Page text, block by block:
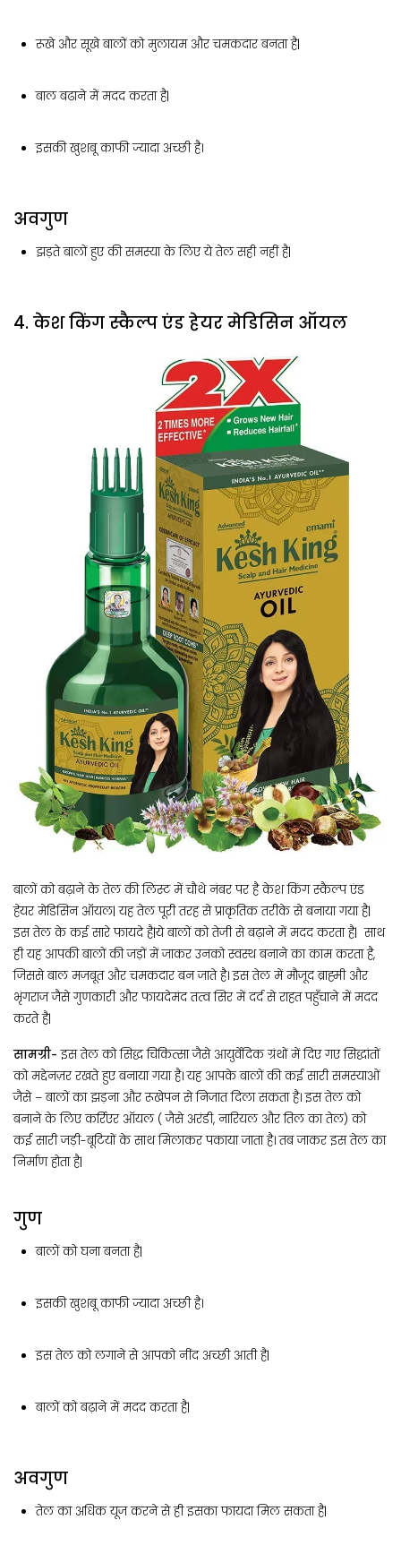
रूखे और सूखे बालों को मुलायम और चमकदार बनता है|
बाल बढाने में मदद करता है|
इसकी खुशबू काफी ज्यादा अच्छी है।
अवगुण
झड़ते बालों हुए की समस्या के लिए ये तेल सही नहीं है|
4. केश किंग स्कैल्प एंड हेयर मेडिसिन ऑयल
बालों को बढ़ाने के तेल की लिस्ट में चौथे नंबर पर है केश किंग स्कैल्प एंड
हेयर मेडिसिन ऑयल| यह तेल पूरी तरह से प्राकृतिक तरीके से बनाया गया है|
इस तेल के कई सारे फायदे है|ये बालों को तेजी से बढ़ाने में मदद करता है| साथ
ही यह आपकी बालों की जड़ों में जाकर उनको स्वस्थ बनाने का काम करता है,
जिससे बाल मजबूत और चमकदार बन जाते है। इस तेल में मौजूद ब्राह्मी और
भृंगराज जैसे गुणकारी और फायदेमंद तत्व सिर में दर्द से राहत पहुँचाने में मदद
करते है|
सामग्री- इस तेल को सिद्ध चिकित्सा जैसे आयुर्वेदिक ग्रंथों में दिए गए सिद्धांतों
को मद्देनज़र रखते हुए बनाया गया है। यह आपके बालों की कई सारी समस्याओं
जैसे – बालों का झड़ना और रूखेपन से निजात दिला सकता है। इस तेल को
बनाने के लिए कर्रिएर ऑयल ( जैसे अरंडी, नारियल और तिल का तेल) को
कई सारी जड़ी-बूटियों के साथ मिलाकर पकाया जाता है। तब जाकर इस तेल का
निर्माण होता है|
गुण
बालों को घना बनता है|
इसकी खुशबू काफी ज्यादा अच्छी है।
इस तेल को लगाने से आपको नींद अच्छी आती है|
बालों को बढ़ाने में मदद करता है|
अवगुण
तेल का अधिक यूज करने से ही इसका फायदा मिल सकता है|